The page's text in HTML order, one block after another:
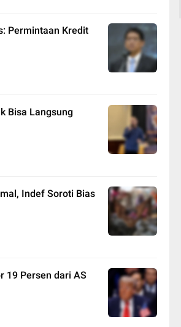
Permintaan Kredit
Bisa Langsung
Indef Soroti Bias
19 Persen dari AS